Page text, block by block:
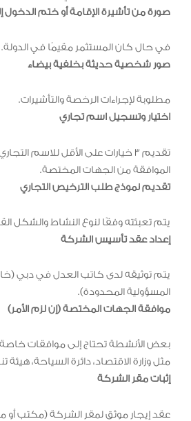
صورة من تأشيرة الإقامة أو ختم الدخول
في حال كان المستثمر مقيمًا في الدولة.
صور شخصية حديثة بخلفية بيضاء
مطلوبة لإجراءات الرخصة والتأشيرات.
اختيار وتسجيل اسم تجاري
تقديم 3 خيارات على الأقل للاسم
الموافقة من الجهات المختصة.
تقديم نموذج طلب الترخيص التجاري
يتم تعبئته وفقًا لنوع النشاط والشكل
إعداد عقد تأسيس الشركة
يتم توثيقه لدى كاتب العدل في دبي
المسؤولية المحدودة).
موافقة الجهات المختصة (إن لزم الأمر)
بعض الأنشطة تحتاج إلى موافقات
مثل وزارة الاقتصاد، دائرة السياحة، هيئة
إثبات مقر الشركة
عقد إيجار موثق لمقر الشركة (مكتب